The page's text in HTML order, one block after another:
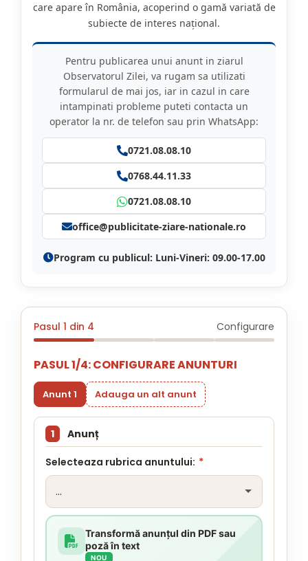
care apare în România, acoperind o gamă variată de
subiecte de interes național.
Pentru publicarea unui anunt in ziarul
Observatorul Zilei, va rugam sa utilizati
formularul de mai jos, iar in cazul in care
intampinati probleme puteti contacta un
operator la nr. de telefon sau prin WhatsApp:
0721.08.08.10
0768.44.11.33
0721.08.08.10
office@publicitate-ziare-nationale.ro
Program cu publicul: Luni-Vineri: 09.00-17.00
Pasul 1 din 4 Configurare
PASUL 1/4: CONFIGURARE ANUNTURI
Anunt 1 Adauga un alt anunt
1 Anunț
Selecteaza rubrica anuntului: *
Transformă anunțul din PDF sau
poză în text
NOU